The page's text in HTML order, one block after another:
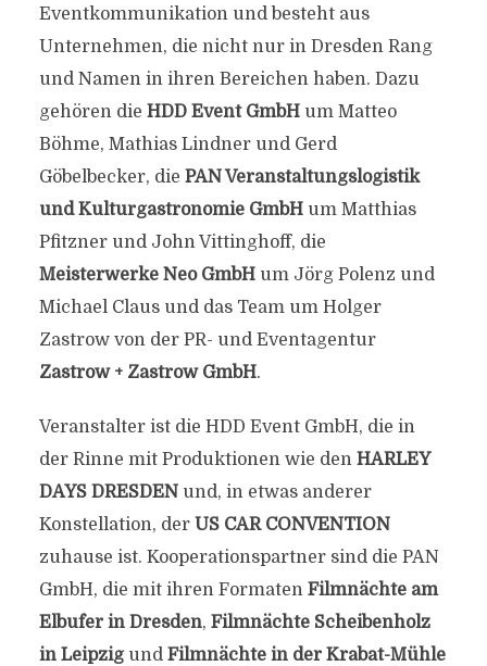
Eventkommunikation und besteht aus
Unternehmen, die nicht nur in Dresden Rang
und Namen in ihren Bereichen haben. Dazu
gehören die HDD Event GmbHum Matteo
Böhme, Mathias Lindner und Gerd
Göbelbecker, die PAN Veranstaltungslogistik
und Kulturgastronomie GmbHum Matthias
Pfitzner und John Vittinghoff, die
Meisterwerke Neo GmbHum Jörg Polenz und
Michael Claus und das Team um Holger
Zastrow von der PR- und Eventagentur
Zastrow + Zastrow GmbH.
Veranstalter ist die HDD Event GmbH, die in
der Rinne mit Produktionen wie den HARLEY
DAYS DRESDENund, in etwas anderer
Konstellation, der US CAR CONVENTION
zuhause ist. Kooperationspartner sind die PAN
GmbH, die mit ihren Formaten Filmnächte am
Elbufer in Dresden, Filmnächte Scheibenholz
in Leipzigund Filmnächte in der Krabat-Mühle